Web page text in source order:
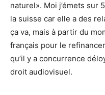
naturel». Moi j’émets sur
la suisse car elle a des
ça va, mais à partir du
français pour le
qu’il y a concurrence
droit audiovisuel.